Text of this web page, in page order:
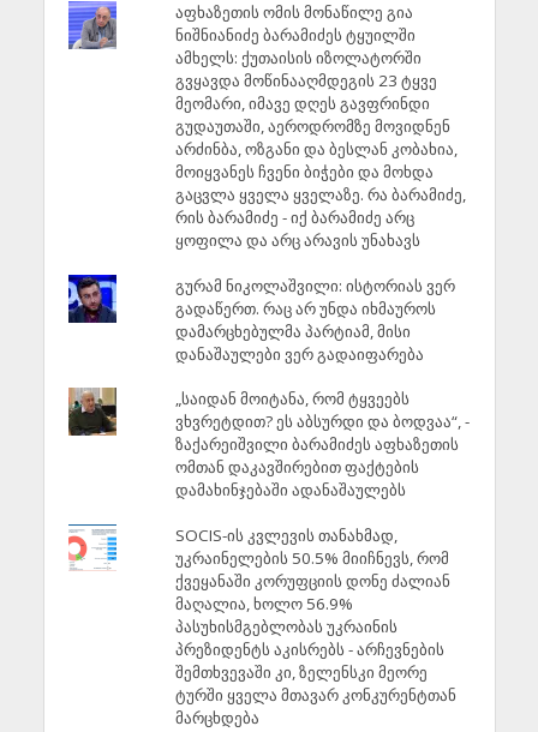
აფხაზეთის ომის მონაწილე გია
ნიშნიანიძე ბარამიძეს ტყუილში
ამხელს: ქუთაისის იზოლატორში
გვყავდა მოწინააღმდეგის 23 ტყვე
მეომარი, იმავე დღეს გავფრინდი
გუდაუთაში, აეროდრომზე მოვიდნენ
არძინბა, ოზგანი და ბესლან კობახია,
მოიყვანეს ჩვენი ბიჭები და მოხდა
გაცვლა ყველა ყველაზე. რა ბარამიძე,
რის ბარამიძე - იქ ბარამიძე არც
ყოფილა და არც არავის უნახავს
გურამ ნიკოლაშვილი: ისტორიას ვერ
გადაწერთ. რაც არ უნდა იხმაუროს
დამარცხებულმა პარტიამ, მისი
დანაშაულები ვერ გადაიფარება
„საიდან მოიტანა, რომ ტყვეებს
ვხვრეტდით? ეს აბსურდი და ბოდვაა“, -
ზაქარეიშვილი ბარამიძეს აფხაზეთის
ომთან დაკავშირებით ფაქტების
დამახინჯებაში ადანაშაულებს
SOCIS-ის კვლევის თანახმად,
უკრაინელების 50.5% მიიჩნევს, რომ
ქვეყანაში კორუფციის დონე ძალიან
მაღალია, ხოლო 56.9%
პასუხისმგებლობას უკრაინის
პრეზიდენტს აკისრებს - არჩევნების
შემთხვევაში კი, ზელენსკი მეორე
ტურში ყველა მთავარ კონკურენტთან
მარცხდება